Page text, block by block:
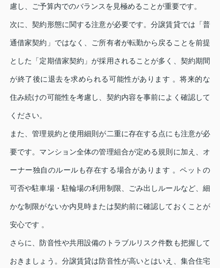
慮し、ご予算内でのバランスを見極めることが重要です。
次に、契約形態に関する注意が必要です。分譲賃貸では「普
通借家契約」ではなく、ご所有者が転勤から戻ることを前提
とした「定期借家契約」が採用されることが多く、契約期間
が終了後に退去を求められる可能性があります 。将来的な
住み続けの可能性を考慮し、契約内容を事前によく確認して
ください。
また、管理規約と使用細則が二重に存在する点にも注意が必
要です。マンション全体の管理組合が定める規則に加え、オ
ーナー独自のルールも存在する場合があります 。ペットの
可否や駐車場・駐輪場の利用制限、ごみ出しルールなど、細
かな制限がないか内見時または契約前に確認しておくことが
安心です 。
さらに、防音性や共用設備のトラブルリスク件数も把握して
おきましょう。分譲賃貸は防音性が高いとはいえ、集合住宅